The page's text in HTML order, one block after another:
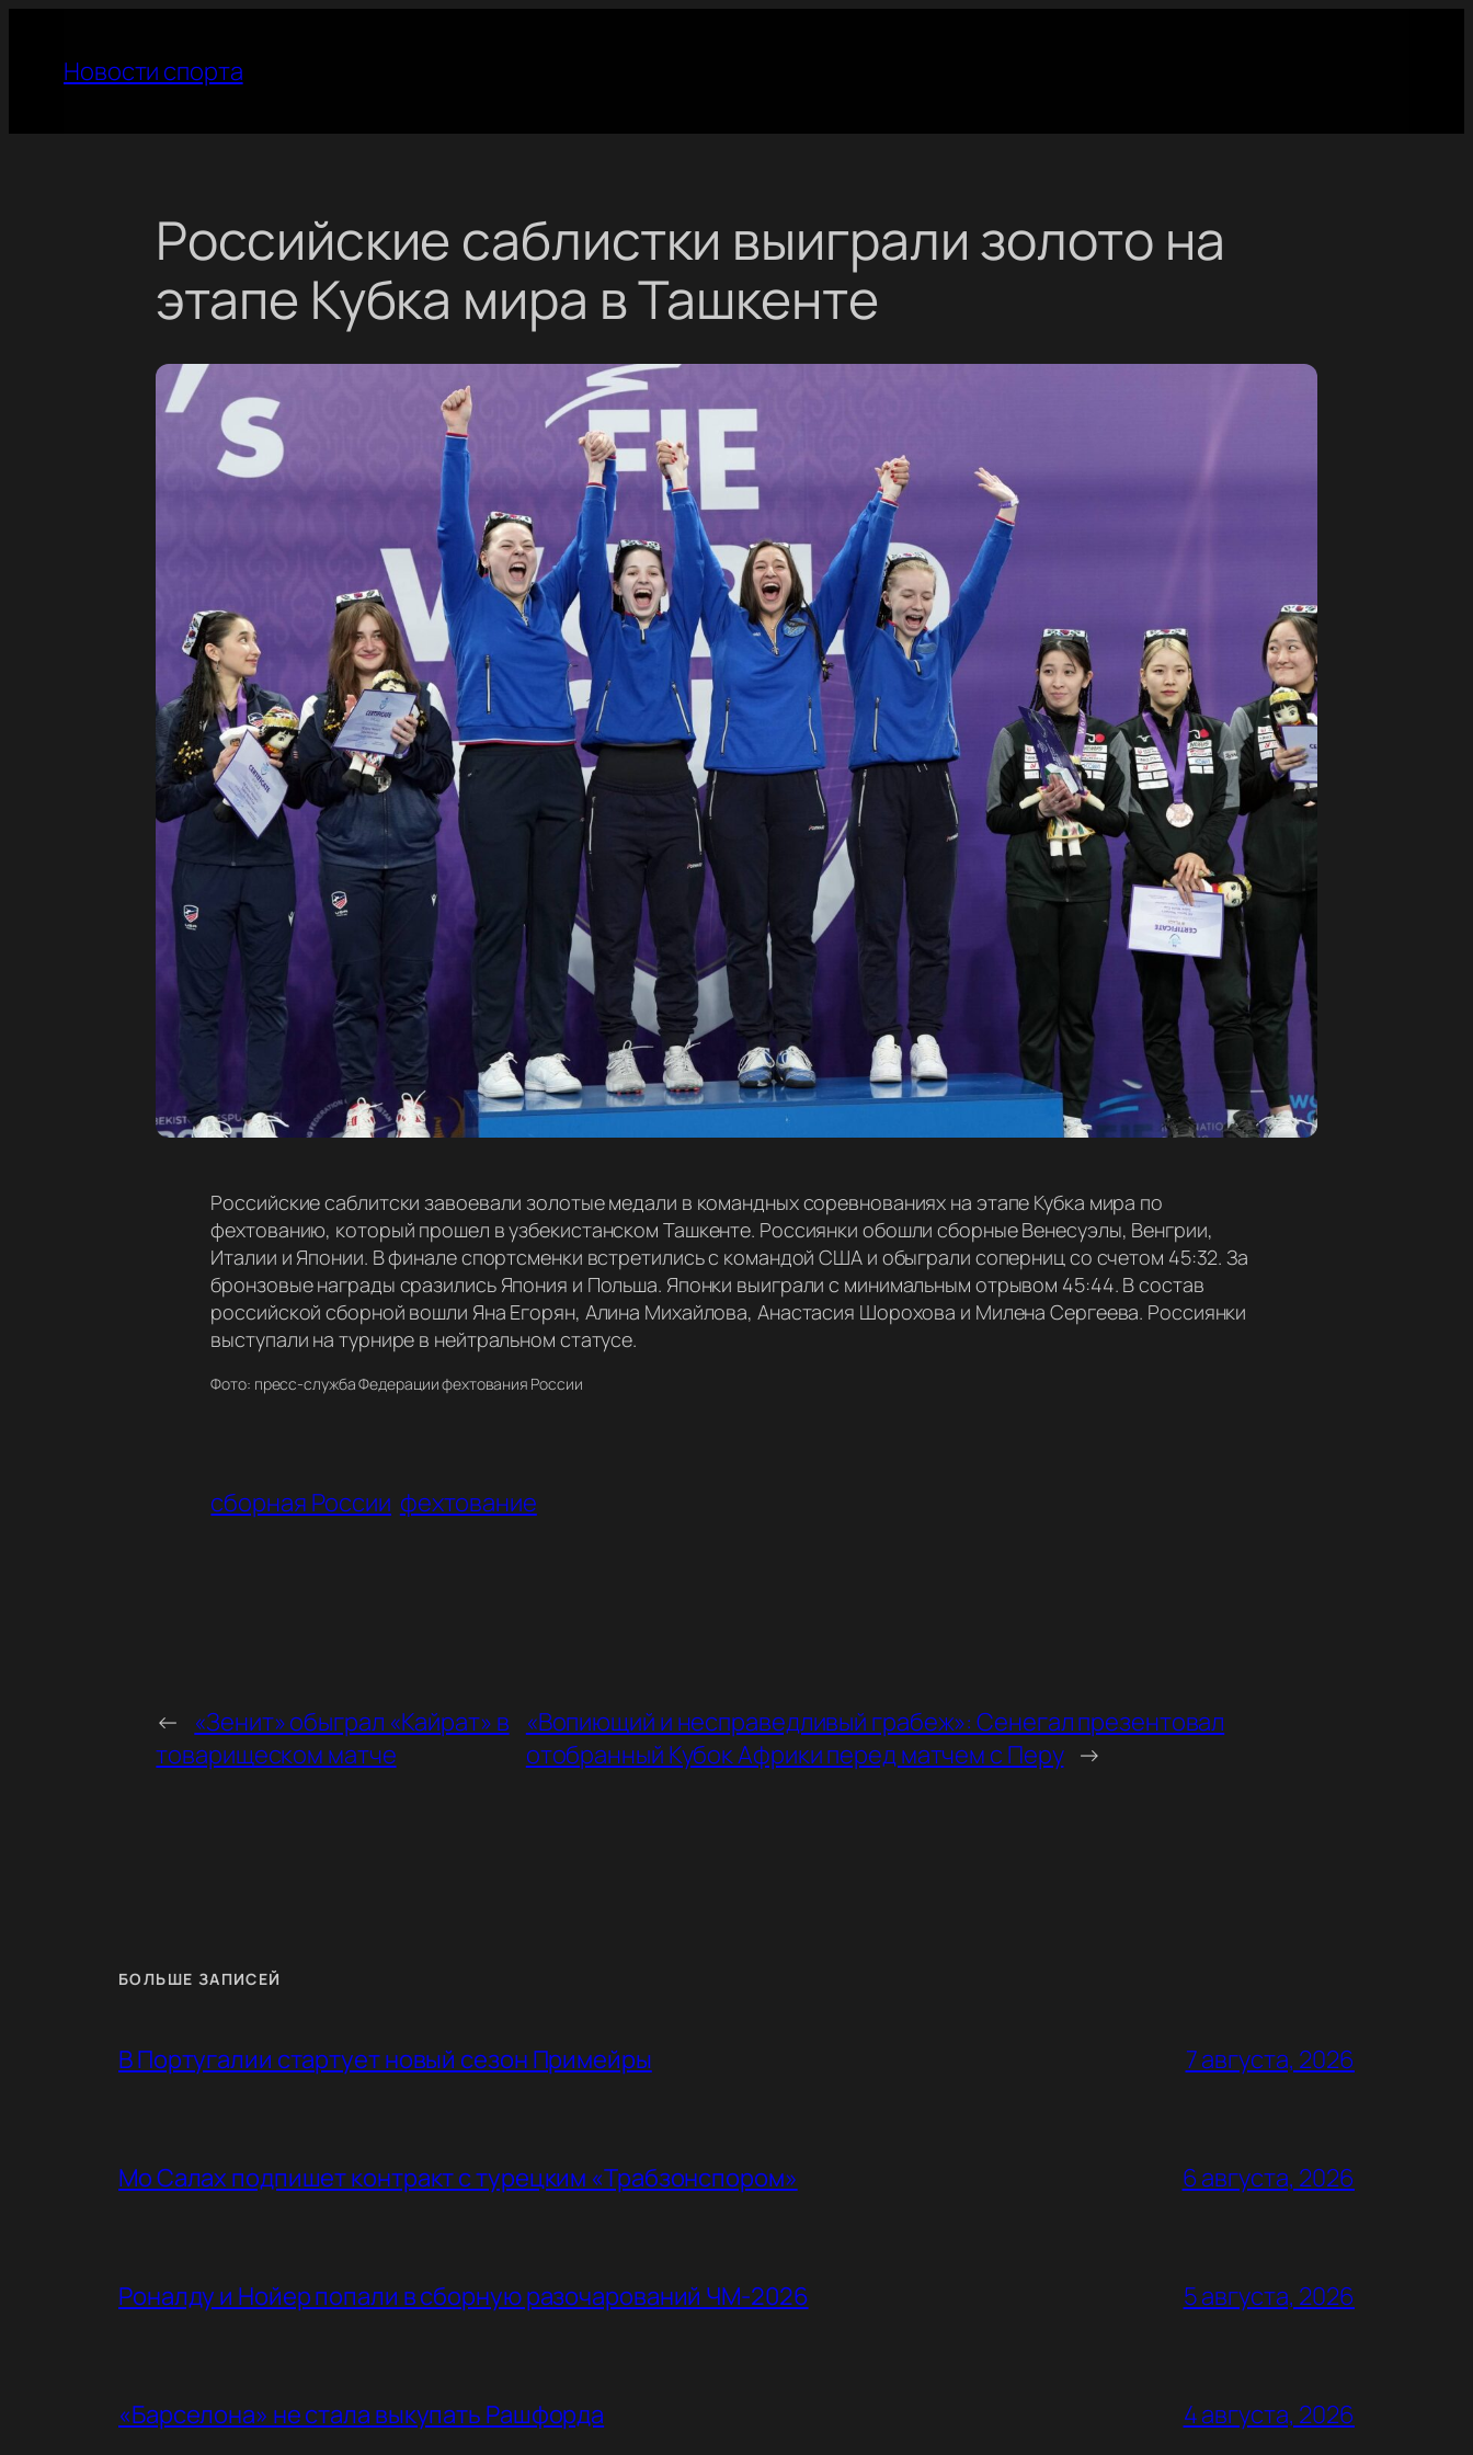
содержимому
Новости спорта
Российские саблистки выиграли золото на
этапе Кубка мира в Ташкенте
Российские саблитски завоевали золотые медали в командных соревнованиях на этапе Кубка мира по
фехтованию, который прошел в узбекистанском Ташкенте. Россиянки обошли сборные Венесуэлы, Венгрии,
Италии и Японии. В финале спортсменки встретились с командой США и обыграли соперниц со счетом 45:32. За
бронзовые награды сразились Япония и Польша. Японки выиграли с минимальным отрывом 45:44. В состав
российской сборной вошли Яна Егорян, Алина Михайлова, Анастасия Шорохова и Милена Сергеева. Россиянки
выступали на турнире в нейтральном статусе.
Фото: пресс-служба Федерации фехтования России
сборная России фехтование
← «Зенит» обыграл «Кайрат» в
товарищеском матче
«Вопиющий и несправедливый грабеж»: Сенегал презентовал
отобранный Кубок Африки перед матчем с Перу →
БОЛЬШЕ ЗАПИСЕЙ
В Португалии стартует новый сезон Примейры 7 августа, 2026
Мо Салах подпишет контракт с турецким «Трабзонспором» 6 августа, 2026
Роналду и Нойер попали в сборную разочарований ЧМ-2026 5 августа, 2026
«Барселона» не стала выкупать Рашфорда 4 августа, 2026